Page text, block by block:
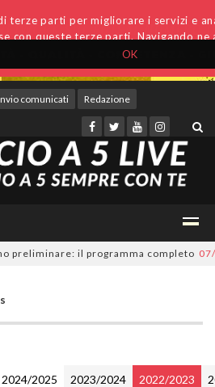
OK
terze parti per migliorare i servizi e
con queste terze parti. Navigando
comunicati Redazione
il programma completo 07/08/
2024/2025 2023/2024 2022/2023